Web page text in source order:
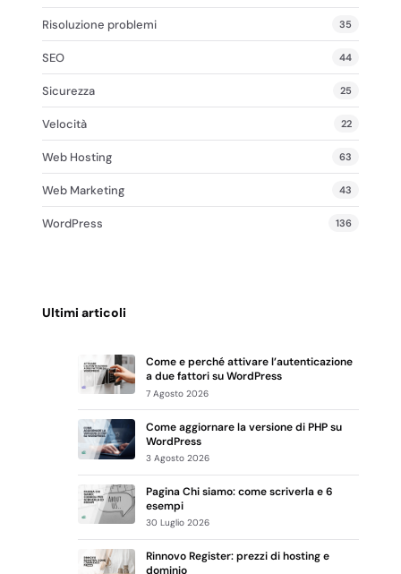
Risoluzione problemi 35
SEO 44
Sicurezza 25
Velocità 22
Web Hosting 63
Web Marketing 43
WordPress 136
Ultimi articoli
Come e perché attivare l’autenticazione
a due fattori su WordPress
7 Agosto 2026
Come aggiornare la versione di PHP su
WordPress
3 Agosto 2026
Pagina Chi siamo: come scriverla e 6
esempi
30 Luglio 2026
Rinnovo Register: prezzi di hosting e
dominio